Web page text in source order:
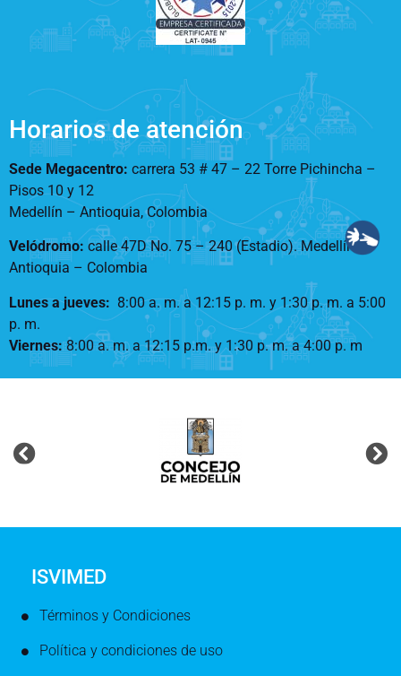
Horarios de atención
Sede Megacentro: carrera 53 # 47 – 22 Torre Pichincha –
Pisos 10 y 12
Medellín – Antioquia, Colombia
Velódromo: calle 47D No. 75 – 240 (Estadio). Medellín –
Antioquia – Colombia
Lunes a jueves: 8:00 a. m. a 12:15 p. m. y 1:30 p. m. a 5:00
p. m.
Viernes:8:00 a. m. a 12:15 p.m. y 1:30 p. m. a 4:00 p. m
ISVIMED
Términos y Condiciones
Política y condiciones de uso